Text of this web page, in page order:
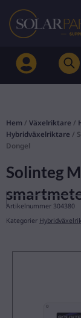
Hoppa
innehåll
Hem / Växelriktare /
Hybridväxelriktare /
Dongel
Solinteg
Artikelnummer 304380
Kategorier